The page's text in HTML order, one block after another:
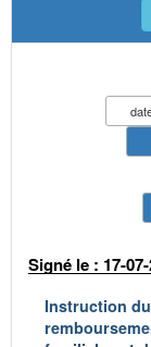
Signé le : 17-
Instruction